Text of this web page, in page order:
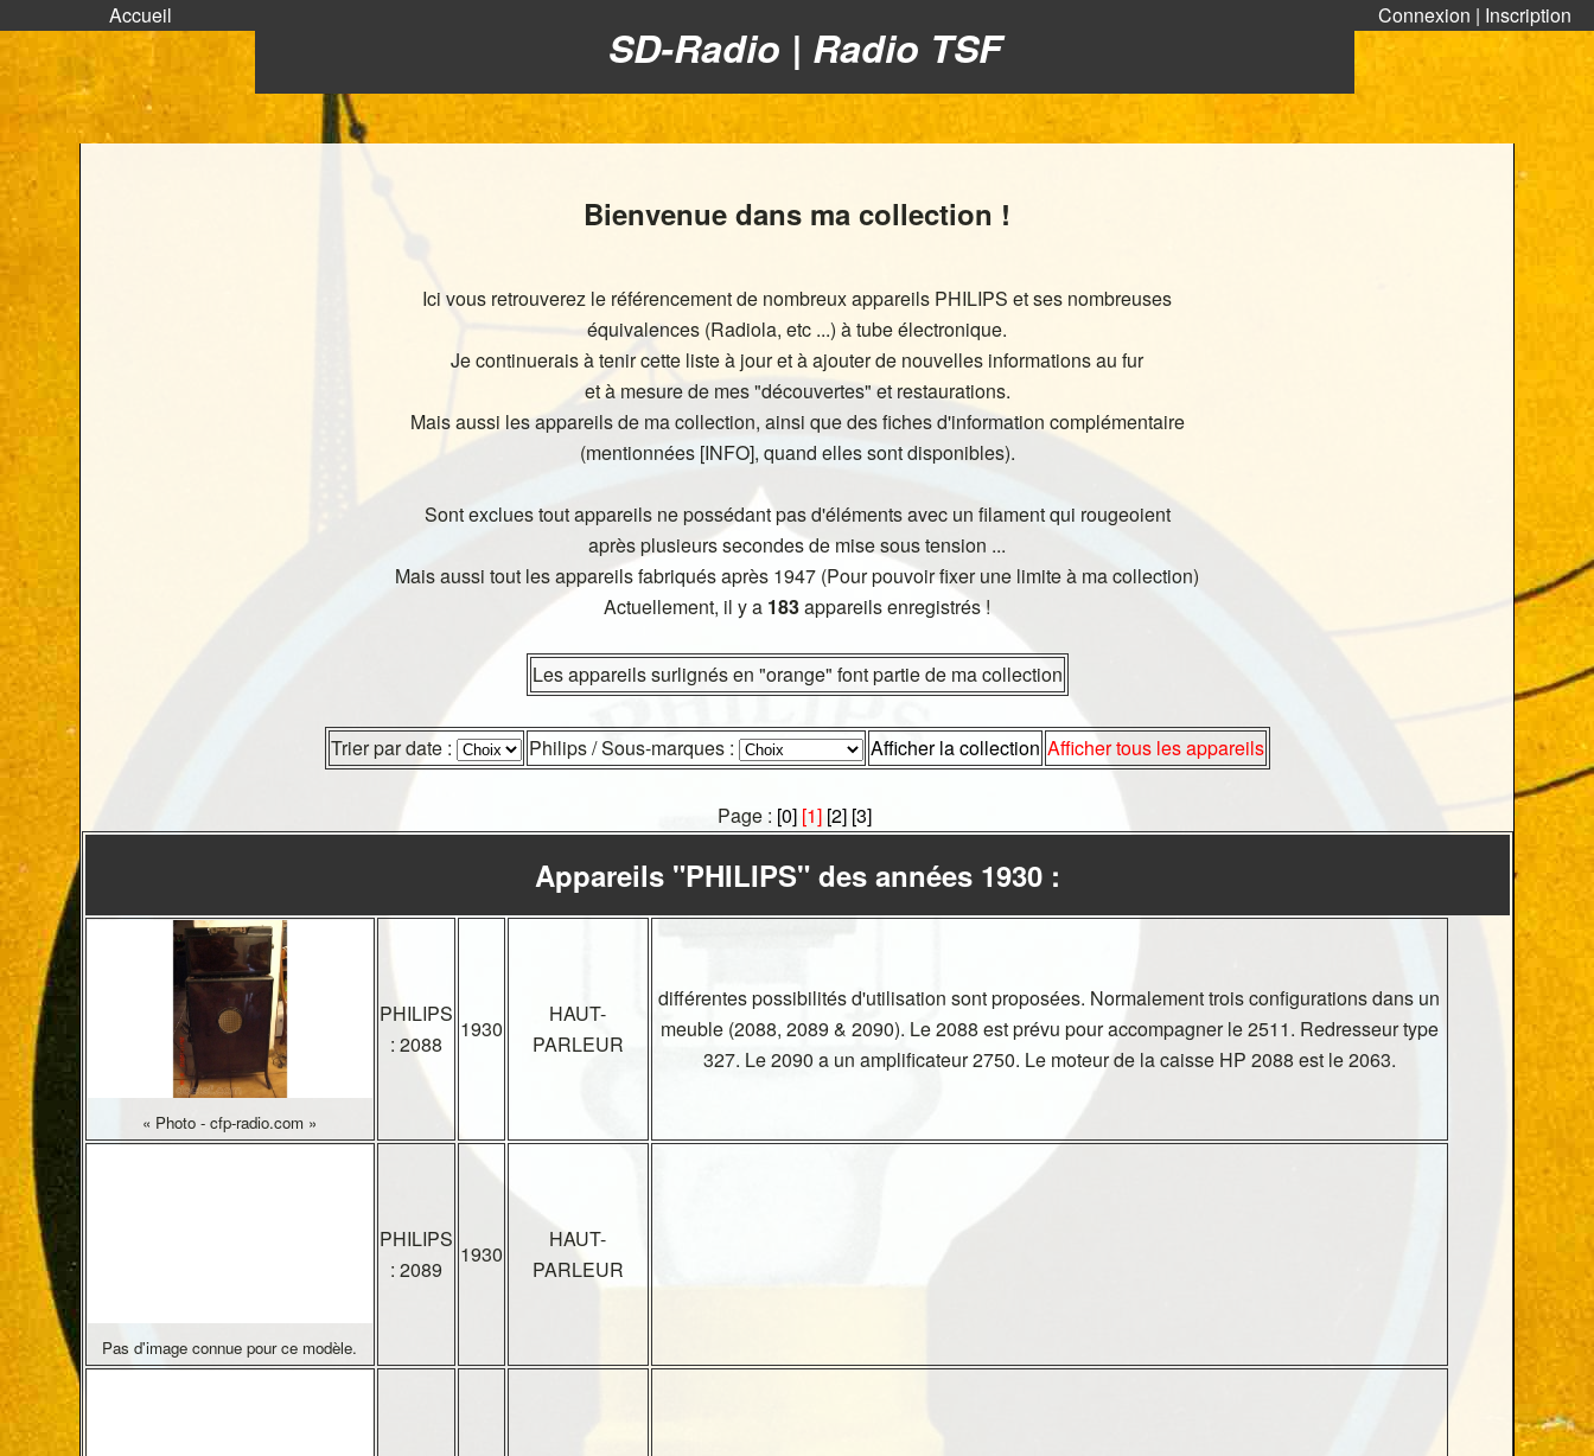
Connexion | Inscription
SD-Radio | Radio TSF
Accueil
Bienvenue dans ma collection !
Ici vous retrouverez le référencement de nombreux appareils PHILIPS et ses nombreuses
équivalences (Radiola, etc ...) à tube électronique.
Je continuerais à tenir cette liste à jour et à ajouter de nouvelles informations au fur
et à mesure de mes "découvertes" et restaurations.
Mais aussi les appareils de ma collection, ainsi que des fiches d'information complémentaire
(mentionnées [INFO], quand elles sont disponibles).
Sont exclues tout appareils ne possédant pas d'éléments avec un filament qui rougeoient
après plusieurs secondes de mise sous tension ...
Mais aussi tout les appareils fabriqués après 1947 (Pour pouvoir fixer une limite à ma collection)
Actuellement, il y a 183appareils enregistrés !
Les appareils surlignés en "orange" font partie de ma collection
Trier par date : Philips / Sous-marques : Afficher la collection Afficher tous les appareils
Page : [0] [1] [2] [3]
Appareils "PHILIPS" des années 1930 :
« Photo - cfp-radio.com »
PHILIPS
: 2088
1930
HAUT-
PARLEUR
différentes possibilités d'utilisation sont proposées. Normalement trois configurations dans un
meuble (2088, 2089 & 2090). Le 2088 est prévu pour accompagner le 2511. Redresseur type
327. Le 2090 a un amplificateur 2750. Le moteur de la caisse HP 2088 est le 2063.
Pas d'image connue pour ce modèle.
PHILIPS
: 2089
1930
HAUT-
PARLEUR